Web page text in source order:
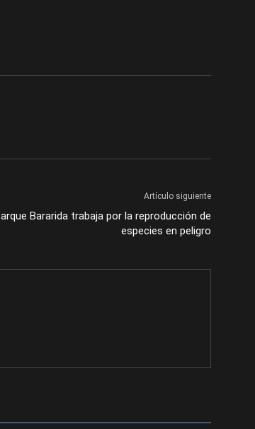
Artículo siguiente
Bararida trabaja por la reproducción de
especies en peligro